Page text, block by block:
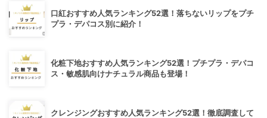
口紅おすすめ人気ランキング52選！落ちないリップをプチ
プラ・デパコス別に紹介！
化粧下地おすすめ人気ランキング52選！プチプラ・デパコ
ス・敏感肌向けナチュラル商品も登場！
クレンジングおすすめ人気ランキング52選！徹底調査して